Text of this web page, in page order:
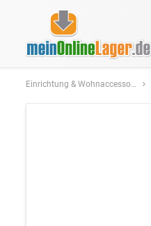
Einrichtung & Wohnaccessoires